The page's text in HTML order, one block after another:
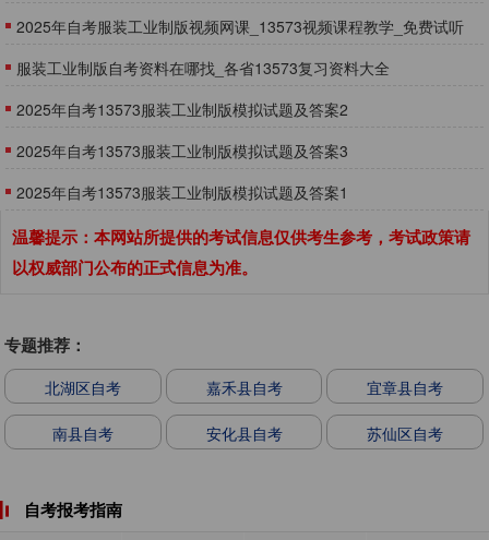
2025年自考服装工业制版视频网课_13573视频课程教学_免费试听
服装工业制版自考资料在哪找_各省13573复习资料大全
2025年自考13573服装工业制版模拟试题及答案2
2025年自考13573服装工业制版模拟试题及答案3
2025年自考13573服装工业制版模拟试题及答案1
温馨提示：本网站所提供的考试信息仅供考生参考，考试政策请
以权威部门公布的正式信息为准。
专题推荐：
北湖区自考 嘉禾县自考 宜章县自考
南县自考 安化县自考 苏仙区自考
自考报考指南